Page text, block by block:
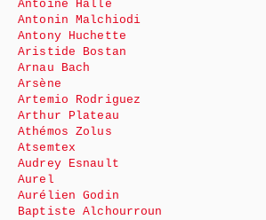
Antoine Hallé
Antonin Malchiodi
Antony Huchette
Aristide Bostan
Arnau Bach
Arsène
Artemio Rodriguez
Arthur Plateau
Athémos Zolus
Atsemtex
Audrey Esnault
Aurel
Aurélien Godin
Baptiste Alchourroun